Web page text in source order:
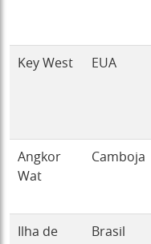
Key West EUA
Angkor
Wat
Camboja
Ilha de
Brasil